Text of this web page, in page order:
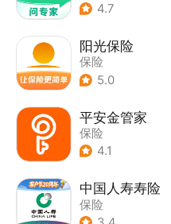
4.7
阳光保险
保险
5.0
平安金管家
保险
4.1
中国人寿寿险
保险